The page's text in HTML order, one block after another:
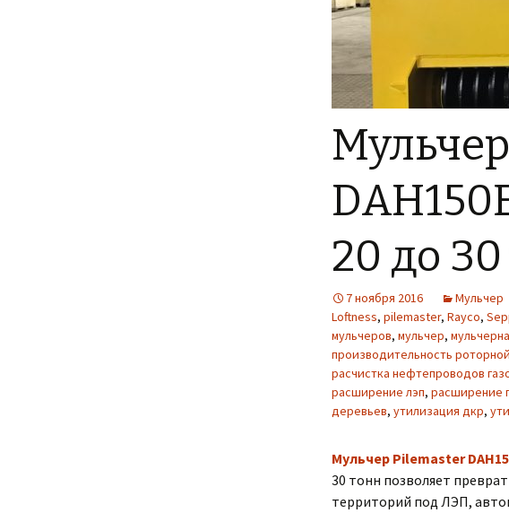
20 до
7 ноября 2016 Мульчер
Loftness, pilemaster, Rayco,
мульчеров, мульчер,
производительность
расчистка нефтепроводов
расширение лэп, расширение
деревьев, утилизация дкр,
Мульчер Pilemaster
30 тонн позволяет
территорий под ЛЭП,